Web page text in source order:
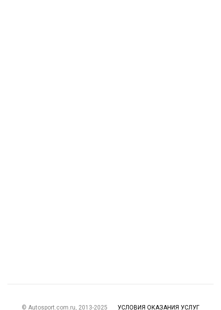
© Autosport.com.ru, 2013-2025 УСЛОВИЯ ОКАЗАНИЯ УСЛУГ